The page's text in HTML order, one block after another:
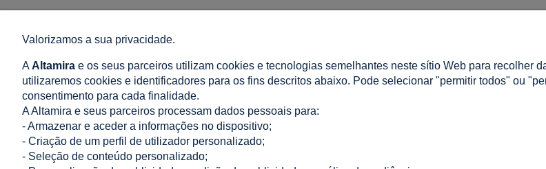
LOJA
Termos e Condições Gerais de Venda e Entrega
Política de Comentários
Direito de resolução
Métodos de Pagamento
Entrega: Preço e Tempo
Reclamações e devoluções
Como comprar?
Perguntas Mais Frequentes
Iniciar sessão
As minhas encomendas
Valorizamos a sua privacidade.
AAltamira e os seus parceiros utilizam cookies e tecnologias semelhantes neste sítio Web para recolher
utilizaremos cookies e identificadores para os fins descritos abaixo. Pode selecionar "permitir todos" ou
consentimento para cada finalidade.
A Altamira e seus parceiros processam dados pessoais para:
- Armazenar e aceder a informações no dispositivo;
- Criação de um perfil de utilizador personalizado;
- Seleção de conteúdo personalizado;